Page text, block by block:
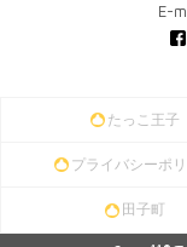
E-
たっこ王子
プライバシーポ
田子町